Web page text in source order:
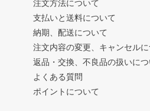
注文方法について
支払いと送料について
納期、配送について
注文内容の変更、キャンセルに
返品・交換、不良品の扱いにつ
よくある質問
ポイントについて